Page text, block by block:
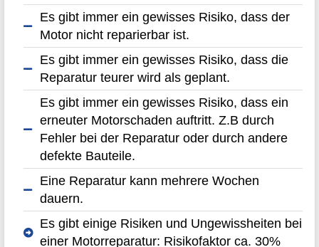
Es gibt immer ein gewisses Risiko, dass der
Motor nicht reparierbar ist.
Es gibt immer ein gewisses Risiko, dass die
Reparatur teurer wird als geplant.
Es gibt immer ein gewisses Risiko, dass ein
erneuter Motorschaden auftritt. Z.B durch
Fehler bei der Reparatur oder durch andere
defekte Bauteile.
Eine Reparatur kann mehrere Wochen
dauern.
Es gibt einige Risiken und Ungewissheiten bei
einer Motorreparatur: Risikofaktor ca. 30%